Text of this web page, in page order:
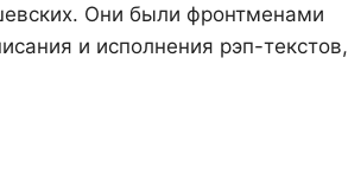
Они были фронтменами
и исполнения рэп-текстов,